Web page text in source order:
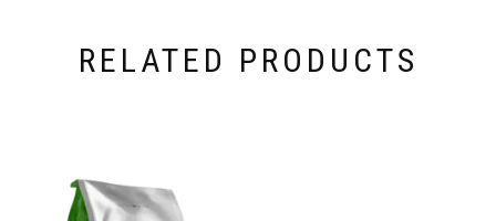
RELATED PRODUCTS